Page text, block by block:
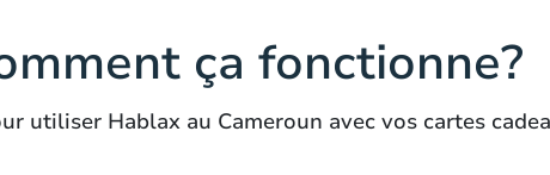
ça fonctionne?
utiliser Hablax au Cameroun avec vos cartes